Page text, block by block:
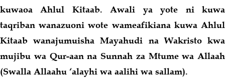
kuwaoa Ahlul Kitaab. Awali ya yote ni kuwa
taqriban wanazuoni wote wameafikiana kuwa Ahlul
Kitaab wanajumuisha Mayahudi na Wakristo kwa
mujibu wa Qur-aan na Sunnah za Mtume wa Allaah
(Swalla Allaahu ‘alayhi wa aalihi wa sallam).